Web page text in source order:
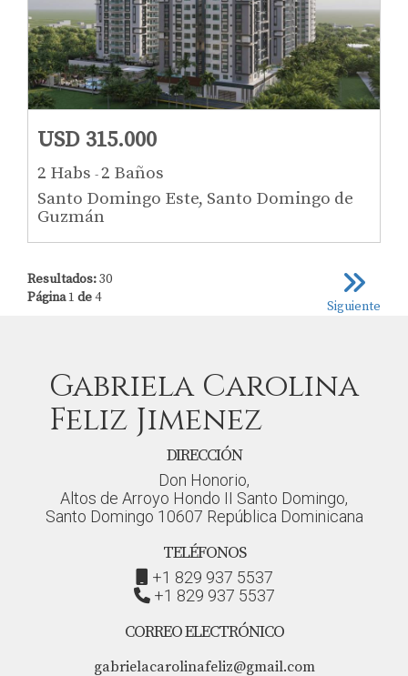
USD 315.000
2 Habs -2 Baños
Santo Domingo Este, Santo Domingo de
Guzmán
Siguiente
Resultados:30
Página1 de4
Gabriela Carolina
Feliz Jimenez
DIRECCIÓN
Don Honorio,
Altos de Arroyo Hondo II Santo Domingo,
Santo Domingo 10607 República Dominicana
TELÉFONOS
+1 829 937 5537
+1 829 937 5537
CORREO ELECTRÓNICO
gabrielacarolinafeliz@gmail.com